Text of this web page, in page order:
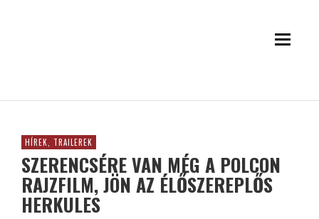
HÍREK, TRAILEREK
SZERENCSÉRE VAN MÉG A POLCON
RAJZFILM, JÖN AZ ÉLŐSZEREPLŐS
HERKULES